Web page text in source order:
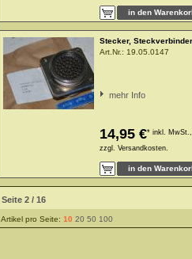
Stecker, Steckverbinder
Art.Nr.: 19.05.0147
mehr Info
14,95 €* inkl. MwSt.,
zzgl. Versandkosten.
Seite 2 / 16
Artikel pro Seite: 10 20 50 100